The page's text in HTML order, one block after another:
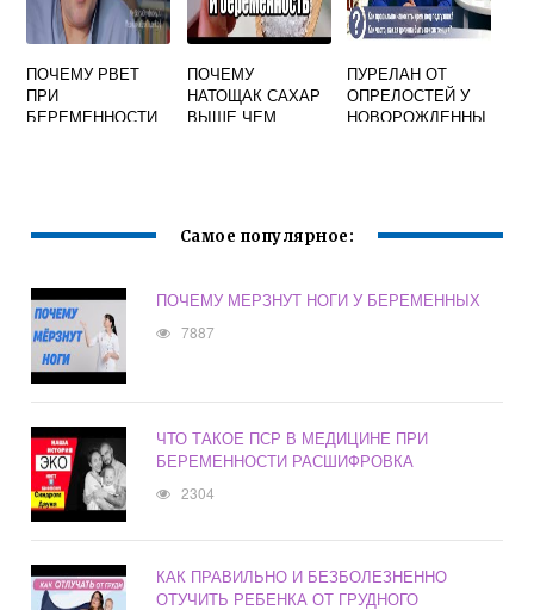
ПОЧЕМУ РВЕТ
ПРИ
БЕРЕМЕННОСТИ
ПОЧЕМУ
НАТОЩАК САХАР
ВЫШЕ ЧЕМ
ПУРЕЛАН ОТ
ОПРЕЛОСТЕЙ У
НОВОРОЖДЕННЫ
Самое популярное:
ПОЧЕМУ МЕРЗНУТ НОГИ У БЕРЕМЕННЫХ
7887
ЧТО ТАКОЕ ПСР В МЕДИЦИНЕ ПРИ
БЕРЕМЕННОСТИ РАСШИФРОВКА
2304
КАК ПРАВИЛЬНО И БЕЗБОЛЕЗНЕННО
ОТУЧИТЬ РЕБЕНКА ОТ ГРУДНОГО